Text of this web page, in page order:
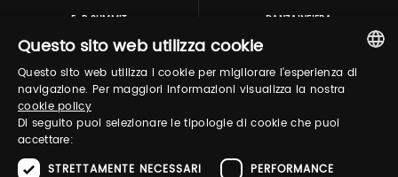
E-P SUMMIT DANZAINFIERA
TUTORING & CONSULTING
ITALIAN
Questo sito web utilizza cookie
Questo sito web utilizza i cookie per migliorare l'esperienza di
navigazione. Per maggiori informazioni visualizza la nostra
cookie policy
Di seguito puoi selezionare le tipologie di cookie che puoi
accettare:
STRETTAMENTE NECESSARI
PERFORMANCE